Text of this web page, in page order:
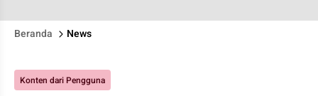
Beranda News
Konten dari Pengguna